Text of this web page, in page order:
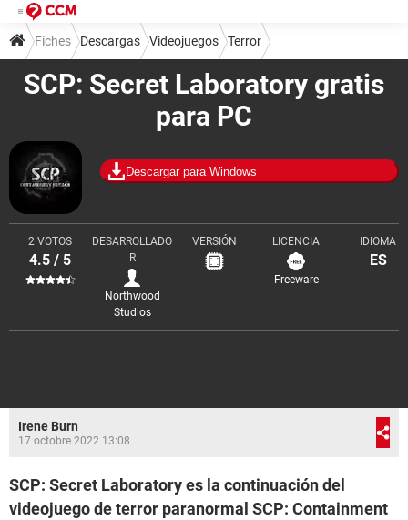
SCP: Secret Laboratory gratis
para PC
Descargar para Windows
2 VOTOS
4.5 / 5
DESARROLLADO
R
Northwood
Studios
VERSIÓN LICENCIA
Freeware
IDIOMA
ES
Fiches Descargas Videojuegos Terror
Irene Burn
17 octobre 2022 13:08
SCP: Secret Laboratory es la continuación del
videojuego de terror paranormal SCP: Containment